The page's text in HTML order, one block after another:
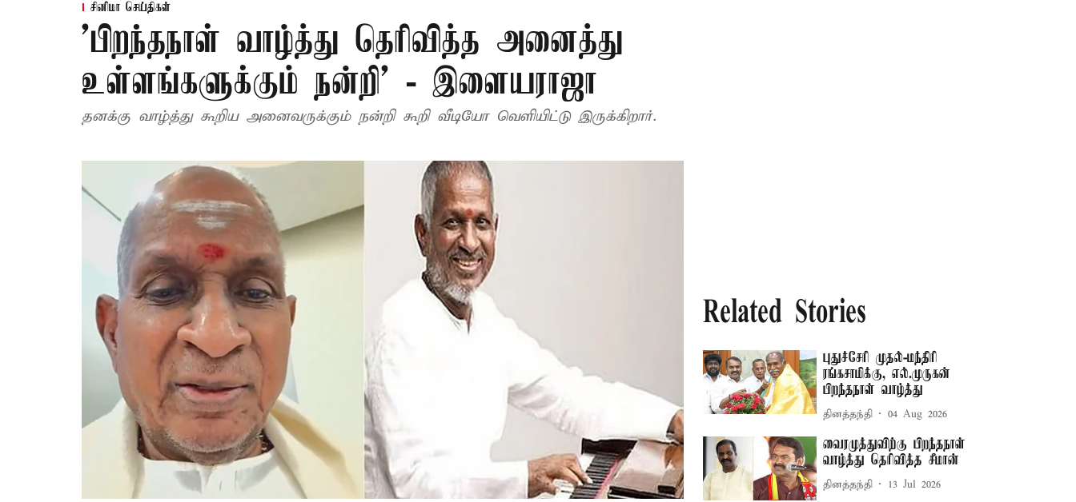
சினிமா செய்திகள்
’பிறந்தநாள் வாழ்த்து தெரிவித்த அனைத்து
உள்ளங்களுக்கும் நன்றி’ - இளையராஜா
தனக்கு வாழ்த்து கூறிய அனைவருக்கும் நன்றி கூறி வீடியோ வெளியிட்டு இருக்கிறார்.
Related Stories
புதுச்சேரி முதல்-மந்திரி
ரங்கசாமிக்கு, எல்.முருகன்
பிறந்தநாள் வாழ்த்து
தினத்தந்தி 04 Aug 2026
வைரமுத்துவிற்கு பிறந்தநாள்
வாழ்த்து தெரிவித்த சீமான்
தினத்தந்தி 13 Jul 2026